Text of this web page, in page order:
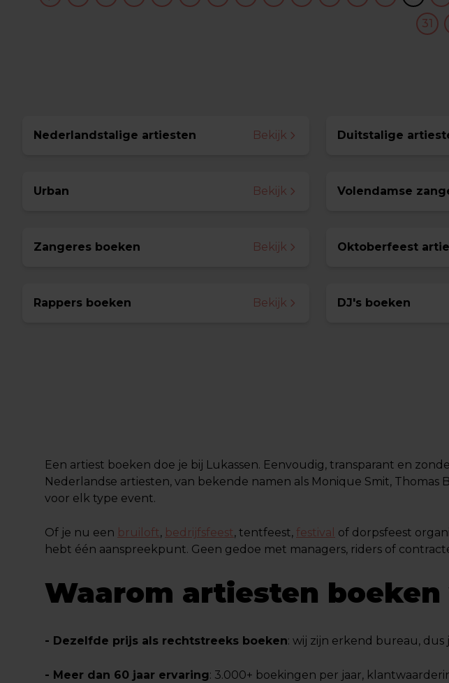
31
Nederlandstalige artiesten Bekijk Duitstalige
Urban Bekijk Volendamse
Zangeres boeken Bekijk Oktoberfeest
Rappers boeken Bekijk DJ's boeken
Een artiest boeken doe je bij Lukassen. Eenvoudig, transparant en
Nederlandse artiesten, van bekende namen als Monique Smit,
voor elk type event.
Of je nu een bruiloft, bedrijfsfeest, tentfeest, festival of dorpsfeest
hebt één aanspreekpunt. Geen gedoe met managers, riders of
Waarom artiesten boeken
- Dezelfde prijs als rechtstreeks boeken: wij zijn erkend bureau,
- Meer dan 60 jaar ervaring: 3.000+ boekingen per jaar,